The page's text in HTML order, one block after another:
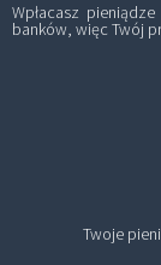
Wpłacasz
banków, więc Twój
Twoje